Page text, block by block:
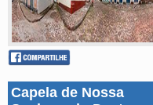
Capela de Nossa